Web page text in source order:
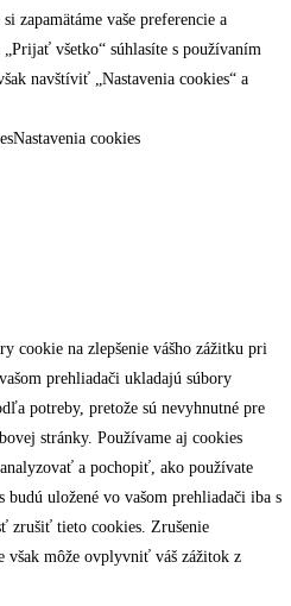
zapamätáme vaše preferencie a
všetko“ súhlasíte s používaním
navštíviť „Nastavenia cookies“ a
Nastavenia cookies
cookie na zlepšenie vášho zážitku pri
prehliadači ukladajú súbory
potreby, pretože sú nevyhnutné pre
stránky. Používame aj cookies
a pochopiť, ako používate
uložené vo vašom prehliadači iba s
zrušiť tieto cookies. Zrušenie
však môže ovplyvniť váš zážitok z